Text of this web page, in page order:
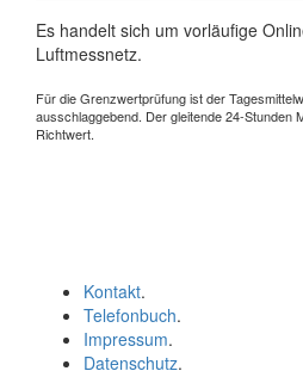
Es handelt sich um vorläufige
Luftmessnetz.
Für die Grenzwertprüfung ist der
ausschlaggebend. Der gleitende 24-Stunden
Richtwert.
Kontakt.
Telefonbuch.
Impressum.
Datenschutz.